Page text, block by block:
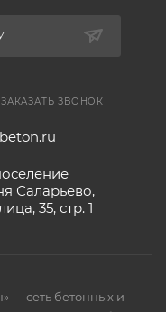
ЗАКАЗАТЬ ЗВОНОК
Саларьево,
35, стр. 1
— сеть бетонных и